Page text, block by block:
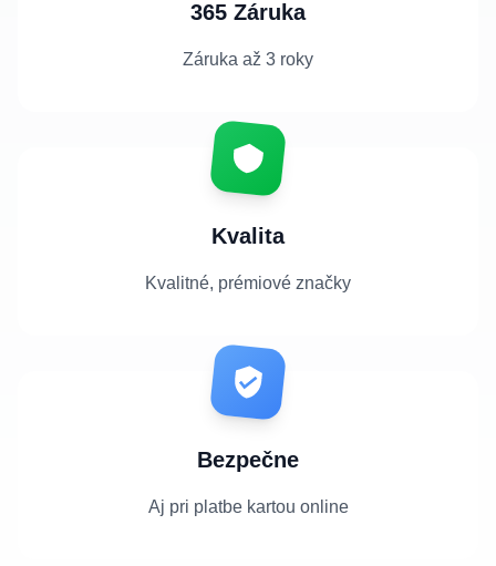
365 Záruka
Záruka až 3 roky
Kvalita
Kvalitné, prémiové značky
Bezpečne
Aj pri platbe kartou online